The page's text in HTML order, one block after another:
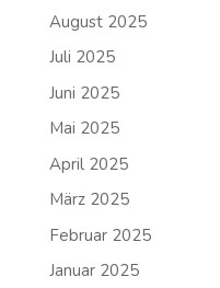
August 2025
Juli 2025
Juni 2025
Mai 2025
April 2025
März 2025
Februar 2025
Januar 2025